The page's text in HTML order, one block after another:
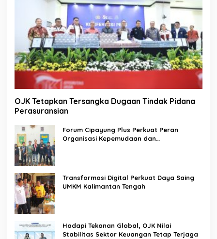
OJK Tetapkan Tersangka Dugaan Tindak Pidana
Perasuransian
Forum Cipayung Plus Perkuat Peran
Organisasi Kepemudaan dan
Transformasi Digital Perkuat Daya Saing
UMKM Kalimantan Tengah
Hadapi Tekanan Global, OJK Nilai
Stabilitas Sektor Keuangan Tetap Terjaga